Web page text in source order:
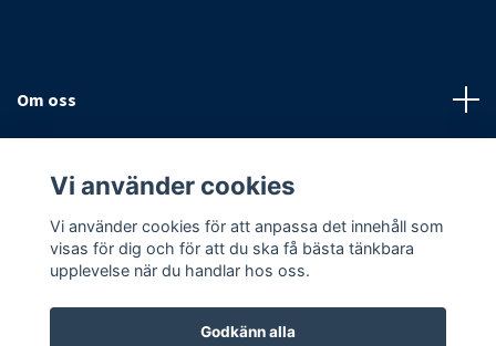
Om oss
Sociala medier
Vi använder cookies
Vi använder cookies för att anpassa det innehåll som
visas för dig och för att du ska få bästa tänkbara
upplevelse när du handlar hos oss.
Godkänn alla